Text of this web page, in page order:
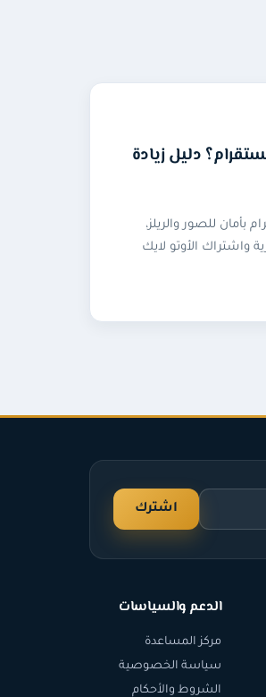
دليل زيادة
بأمان للصور والريلز،
واشتراك الأوتو لايك
اشترك
الدعم والسياسات
مركز المساعدة
سياسة الخصوصية
الشروط والأحكام